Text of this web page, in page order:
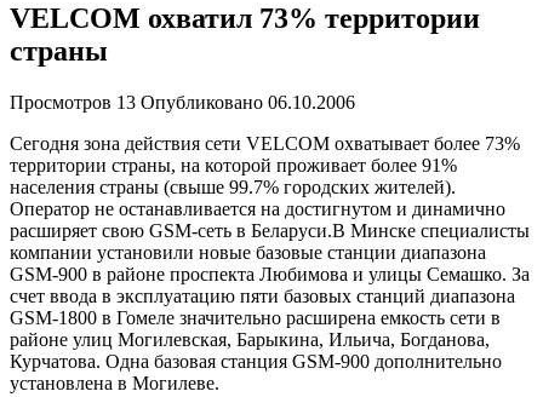
VELCOM охватил 73% территории
страны
Просмотров 13 Опубликовано 06.10.2006
Сегодня зона действия сети VELCOM охватывает более 73%
территории страны, на которой проживает более 91%
населения страны (свыше 99.7% городских жителей).
Оператор не останавливается на достигнутом и динамично
расширяет свою GSM-сеть в Беларуси.В Минске специалисты
компании установили новые базовые станции диапазона
GSM-900 в районе проспекта Любимова и улицы Семашко. За
счет ввода в эксплуатацию пяти базовых станций диапазона
GSM-1800 в Гомеле значительно расширена емкость сети в
районе улиц Могилевская, Барыкина, Ильича, Богданова,
Курчатова. Одна базовая станция GSM-900 дополнительно
установлена в Могилеве.